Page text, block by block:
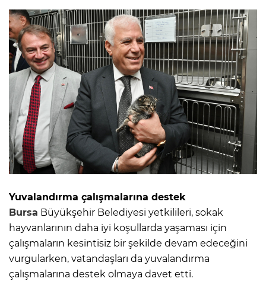
Yuvalandırma çalışmalarına destek
Bursa Büyükşehir Belediyesi yetkilileri, sokak
hayvanlarının daha iyi koşullarda yaşaması için
çalışmaların kesintisiz bir şekilde devam edeceğini
vurgularken, vatandaşları da yuvalandırma
çalışmalarına destek olmaya davet etti.